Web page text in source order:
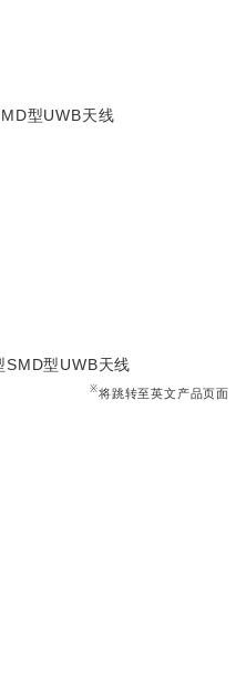
型UWB天线
SMD型UWB天线
※将跳转至英文产品页面